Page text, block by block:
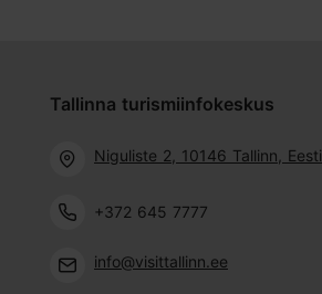
Tallinna turismiinfokeskus
Niguliste 2, 10146 Tallinn, Eesti
+372 645 7777
info@visittallinn.ee